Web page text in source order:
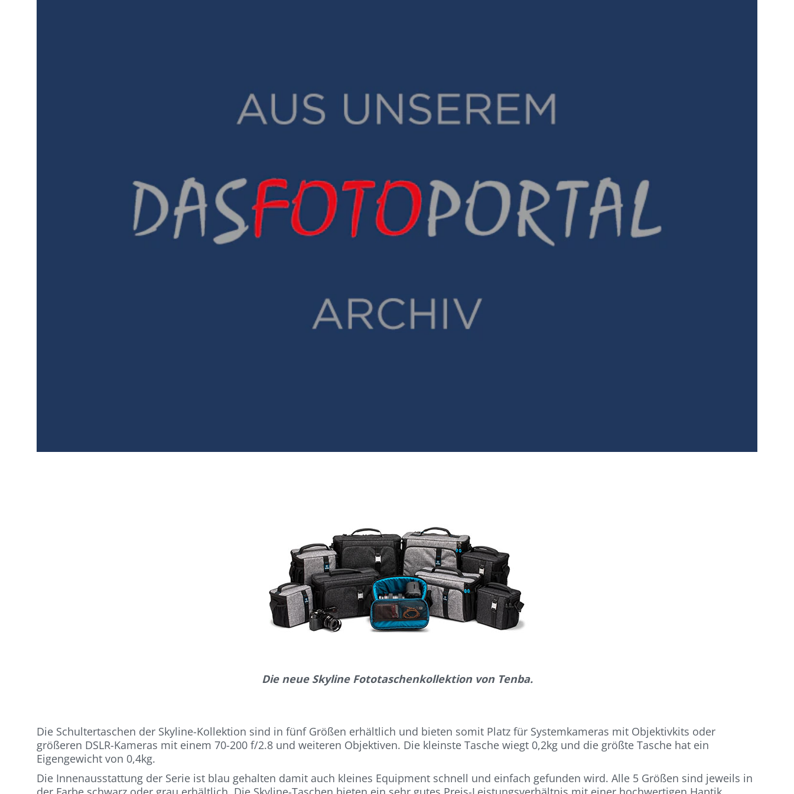
Die neue Skyline Fototaschenkollektion von Tenba.
Die Schultertaschen der Skyline-Kollektion sind in fünf Größen erhältlich und bieten somit Platz für Systemkameras mit Objektivkits oder
größeren DSLR-Kameras mit einem 70-200 f/2.8 und weiteren Objektiven. Die kleinste Tasche wiegt 0,2kg und die größte Tasche hat ein
Eigengewicht von 0,4kg.
Die Innenausstattung der Serie ist blau gehalten damit auch kleines Equipment schnell und einfach gefunden wird. Alle 5 Größen sind jeweils in